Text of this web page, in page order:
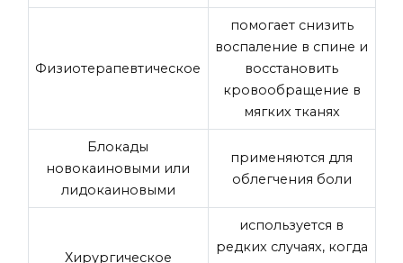
Физиотерапевтическое
помогает снизить
воспаление в спине и
восстановить
кровообращение в
мягких тканях
Блокады
новокаиновыми или
лидокаиновыми
применяются для
облегчения боли
Хирургическое
используется в
редких случаях, когда